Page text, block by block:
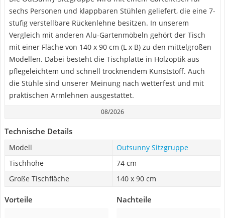
sechs Personen und klappbaren Stühlen geliefert, die eine 7-
stufig verstellbare Rückenlehne besitzen. In unserem
Vergleich mit anderen Alu-Gartenmöbeln gehört der Tisch
mit einer Fläche von 140 x 90 cm (L x B) zu den mittelgroßen
Modellen. Dabei besteht die Tischplatte in Holzoptik aus
pflegeleichtem und schnell trocknendem Kunststoff. Auch
die Stühle sind unserer Meinung nach wetterfest und mit
praktischen Armlehnen ausgestattet.
08/2026
Technische Details
Modell
Outsunny Sitzgruppe
Tischhöhe
74 cm
Große Tischfläche
140 x 90 cm
Vorteile Nachteile